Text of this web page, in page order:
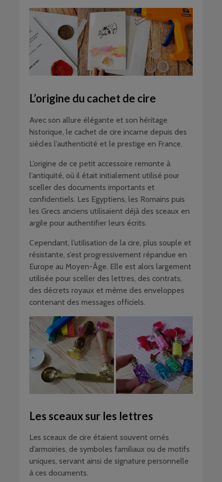
L’origine du cachet de cire
Avec son allure élégante et son héritage
historique, le cachet de cire incarne depuis des
siècles l’authenticité et le prestige en France.
L’origine de ce petit accessoire remonte à
l’antiquité, où il était initialement utilisé pour
sceller des documents importants et
confidentiels. Les Egyptiens, les Romains puis
les Grecs anciens utilisaient déjà des sceaux en
argile pour authentifier leurs écrits.
Cependant, l’utilisation de la cire, plus souple et
résistante, s’est progressivement répandue en
Europe au Moyen-Âge. Elle est alors largement
utilisée pour sceller des lettres, des contrats,
des décrets royaux et même des enveloppes
contenant des messages officiels.
Les sceaux sur les lettres
Les sceaux de cire étaient souvent ornés
d’armoiries, de symboles familiaux ou de motifs
uniques, servant ainsi de signature personnelle
à ces documents.